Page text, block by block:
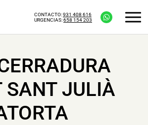
CONTACTO:931 408 616
URGENCIAS:658 154 203
SANT JULIÀ